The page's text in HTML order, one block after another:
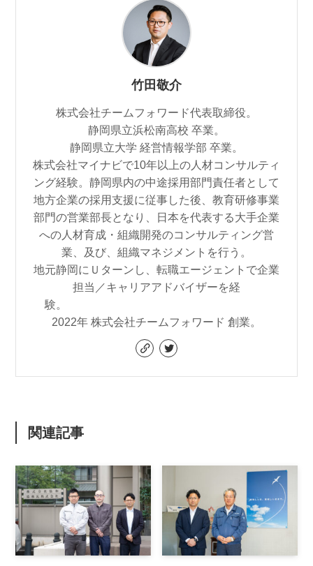
竹田敬介
株式会社チームフォワード代表取締役。
静岡県立浜松南高校 卒業。
静岡県立大学 経営情報学部 卒業。
株式会社マイナビで10年以上の人材コンサルティ
ング経験。静岡県内の中途採用部門責任者として
地方企業の採用支援に従事した後、教育研修事業
部門の営業部長となり、日本を代表する大手企業
への人材育成・組織開発のコンサルティング営
業、及び、組織マネジメントを行う。
地元静岡にＵターンし、転職エージェントで企業
担当／キャリアアドバイザーを経
験。
2022年 株式会社チームフォワード 創業。
関連記事